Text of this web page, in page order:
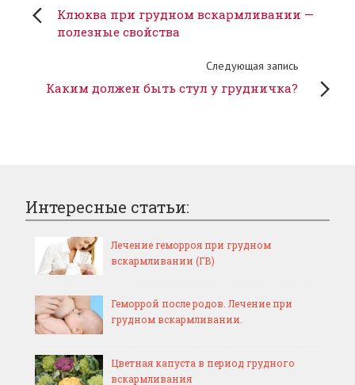
Клюква при грудном вскармливании —
полезные свойства
Следующая запись
Каким должен быть стул у грудничка?
Интересные статьи:
Лечение геморроя при грудном
вскармливании (ГВ)
Геморрой после родов. Лечение при
грудном вскармливании.
Цветная капуста в период грудного
вскармливания